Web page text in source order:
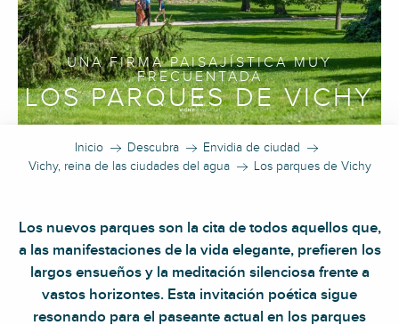
UNA FIRMA PAISAJÍSTICA MUY
FRECUENTADA
LOS PARQUES DE VICHY
Inicio Descubra
Envidia de ciudad
Vichy, reina de las ciudades del agua
Los parques de Vichy
Los nuevos parques son la cita de todos aquellos que,
a las manifestaciones de la vida elegante, prefieren los
largos ensueños y la meditación silenciosa frente a
vastos horizontes. Esta invitación poética sigue
resonando para el paseante actual en los parques